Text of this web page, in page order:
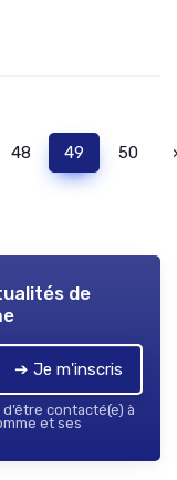
48 49 50 ›
de
➔ Je m'inscris
contacté(e) à
et ses